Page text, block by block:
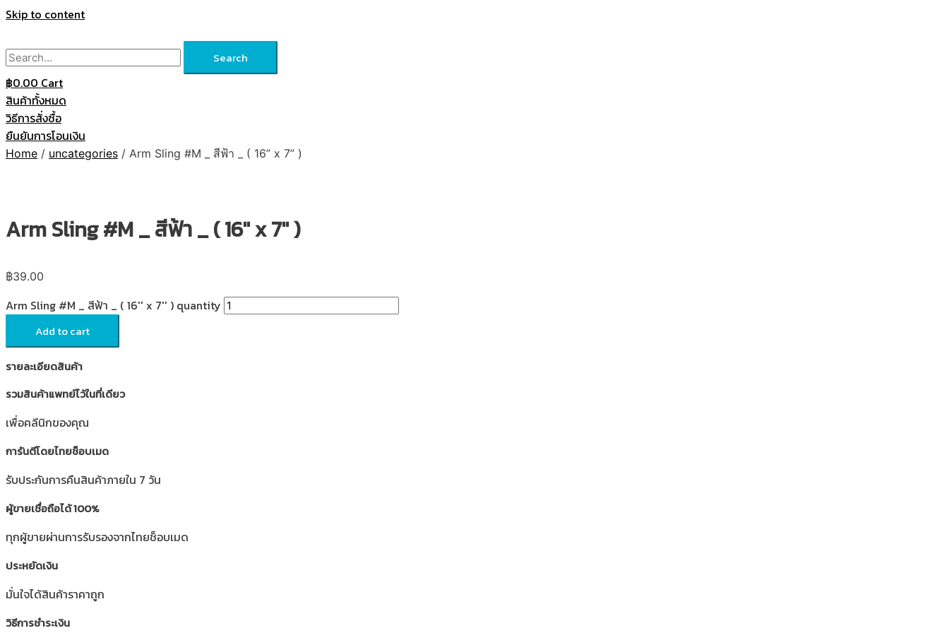
Skip to content
Search
฿0.00 Cart
สินค้าทั้งหมด
วิธีการสั่งซื้อ
ยืนยันการโอนเงิน
Home / uncategories / Arm Sling #M _ สีฟ้า _ ( 16” x 7” )
Arm Sling #M _ สีฟ้า _ ( 16'' x 7'' )
฿39.00
Arm Sling #M _ สีฟ้า _ ( 16'' x 7'' ) quantity
Add to cart
รายละเอียดสินค้า
รวมสินค้าแพทย์ไว้ในที่เดียว
เพื่อคลีนิกของคุณ
การันตีโดยไทยช็อบเมด
รับประกันการคืนสินค้าภายใน 7 วัน
ผู้ขายเชื่อถือได้ 100%
ทุกผู้ขายผ่านการรับรองจากไทยช็อบเมด
ประหยัดเงิน
มั่นใจได้สินค้าราคาถูก
วิธีการชำระเงิน